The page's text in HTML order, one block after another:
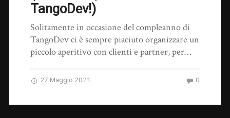
TangoDev!)
Solitamente in occasione del compleanno di
TangoDev ci è sempre piaciuto organizzare un
piccolo aperitivo con clienti e partner, per…
27 Maggio 2021 0